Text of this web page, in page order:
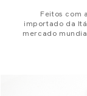
Feitos com
importado da
mercado